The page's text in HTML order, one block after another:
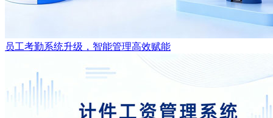
员工考勤系统升级，智能管理高效赋能